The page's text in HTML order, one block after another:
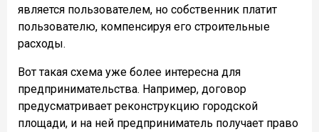
является пользователем, но собственник платит
пользователю, компенсируя его строительные
расходы.
Вот такая схема уже более интересна для
предпринимательства. Например, договор
предусматривает реконструкцию городской
площади, и на ней предприниматель получает право